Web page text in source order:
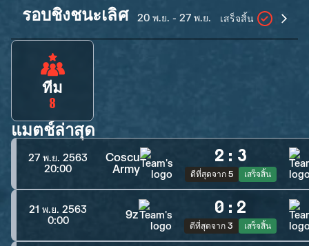
รอบชิงชนะเลิศ 20 พ.ย. - 27 พ.ย. เสร็จสิ้น
ทีม
8
แมตช์ล่าสุด
27 พ.ย. 2563
20:00
Coscu
Army
2 : 3
ดีที่สุดจาก 5 เสร็จสิ้น
21 พ.ย. 2563
0:00
9z 0 : 2
ดีที่สุดจาก 3 เสร็จสิ้น